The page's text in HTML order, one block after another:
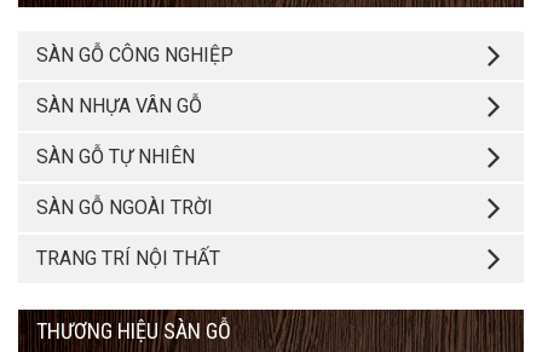
SÀN GỖ CÔNG NGHIỆP
SÀN NHỰA VÂN GỖ
SÀN GỖ TỰ NHIÊN
SÀN GỖ NGOÀI TRỜI
TRANG TRÍ NỘI THẤT
THƯƠNG HIỆU SÀN GỖ